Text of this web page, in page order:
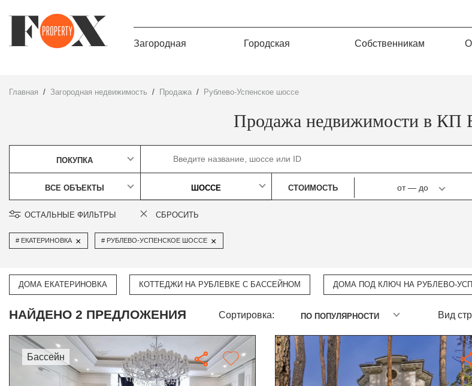
Загородная Городская Собственникам О
Главная Загородная недвижимость Продажа Рублево-Успенское шоссе
Продажа недвижимости в КП
ПОКУПКА
ВСЕ ОБЪЕКТЫ ШОССЕ СТОИМОСТЬ от—до
ОСТАЛЬНЫЕ ФИЛЬТРЫ СБРОСИТЬ
ЕКАТЕРИНОВКА × РУБЛЕВО-УСПЕНСКОЕ ШОССЕ ×
ДОМА ЕКАТЕРИНОВКА КОТТЕДЖИ НА РУБЛЕВКЕ С БАССЕЙНОМ ДОМА ПОД КЛЮЧ НА РУБЛЕВО-
НАЙДЕНО 2 ПРЕДЛОЖЕНИЯ Сортировка: ПО ПОПУЛЯРНОСТИ Вид
бассейн